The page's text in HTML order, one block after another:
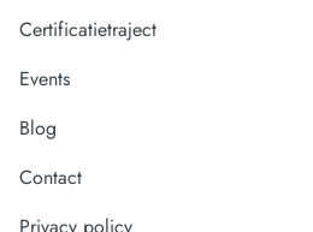
Certificatietraject
Events
Blog
Contact